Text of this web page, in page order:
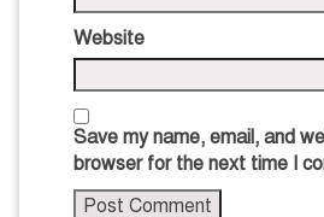
Website
Save my name, email, and
browser for the next time I